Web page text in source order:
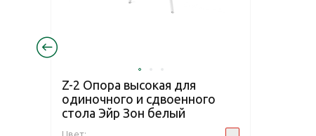
Z-2 Опора высокая для
одиночного и сдвоенного
стола Эйр Зон белый